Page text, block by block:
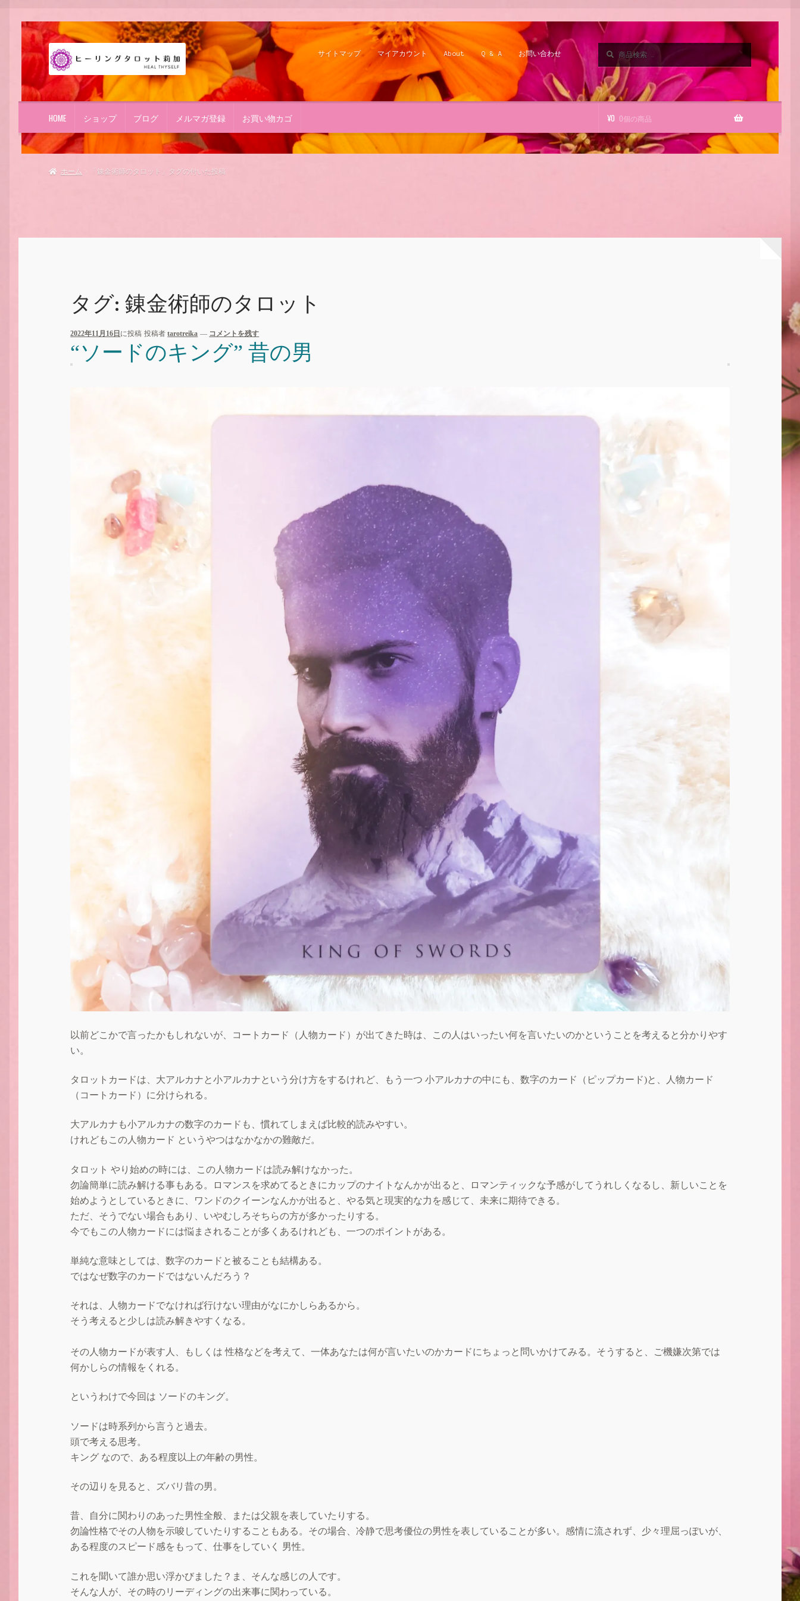
ナ
ビ
ゲ
シ
ョ
ス
キ
コ
ン
テ
ツ
へ
ッ
プ
サイトマップ マイアカウント About Q & A お問い合わせ
対
象:
HOME ショップ ブログ メルマガ登録 お買い物カゴ ¥0 0個の商品
ホーム 「錬金術師のタロット」タグの付いた投稿
タグ:錬金術師のタロット
2022年11月16日 に投稿 投稿者tarotreika — コメントを残す
“ソードのキング” 昔の男
以前どこかで言ったかもしれないが、コートカード（人物カード）が出てきた時は、この人はいったい何を言いたいのかということを考えると分かりやす
い。
タロットカードは、大アルカナと小アルカナという分け方をするけれど、もう一つ 小アルカナの中にも、数字のカード（ピップカード)と、人物カード
（コートカード）に分けられる。
大アルカナも小アルカナの数字のカードも、慣れてしまえば比較的読みやすい。
けれどもこの人物カード というやつはなかなかの難敵だ。
タロット やり始めの時には、この人物カードは読み解けなかった。
勿論簡単に読み解ける事もある。ロマンスを求めてるときにカップのナイトなんかが出ると、ロマンティックな予感がしてうれしくなるし、新しいことを
始めようとしているときに、ワンドのクイーンなんかが出ると、やる気と現実的な力を感じて、未来に期待できる。
ただ、そうでない場合もあり、いやむしろそちらの方が多かったりする。
今でもこの人物カードには悩まされることが多くあるけれども、一つのポイントがある。
単純な意味としては、数字のカードと被ることも結構ある。
ではなぜ数字のカードではないんだろう？
それは、人物カードでなければ行けない理由がなにかしらあるから。
そう考えると少しは読み解きやすくなる。
その人物カードが表す人、もしくは 性格などを考えて、一体あなたは何が言いたいのかカードにちょっと問いかけてみる。そうすると、ご機嫌次第では
何かしらの情報をくれる。
というわけで今回は ソードのキング。
ソードは時系列から言うと過去。
頭で考える思考。
キング なので、ある程度以上の年齢の男性。
その辺りを見ると、ズバリ昔の男。
昔、自分に関わりのあった男性全般、または父親を表していたりする。
勿論性格でその人物を示唆していたりすることもある。その場合、冷静で思考優位の男性を表していることが多い。感情に流されず、少々理屈っぽいが、
ある程度のスピード感をもって、仕事をしていく 男性。
これを聞いて誰か思い浮かびました？ま、そんな感じの人です。
そんな人が、その時のリーディングの出来事に関わっている。